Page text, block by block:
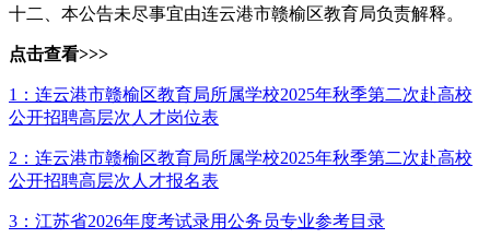
十二、本公告未尽事宜由连云港市赣榆区教育局负责解释。
点击查看>>>
1：连云港市赣榆区教育局所属学校2025年秋季第二次赴高校
公开招聘高层次人才岗位表
2：连云港市赣榆区教育局所属学校2025年秋季第二次赴高校
公开招聘高层次人才报名表
3：江苏省2026年度考试录用公务员专业参考目录